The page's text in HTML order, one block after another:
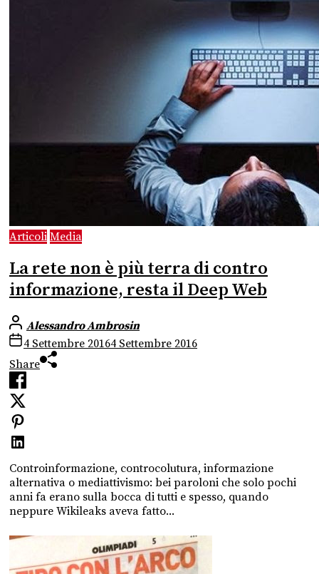
Articoli Media
La rete non è più terra di contro
informazione, resta il Deep Web
Alessandro Ambrosin
4 Settembre 20164 Settembre 2016
Share
Controinformazione, controcolutura, informazione
alternativa o mediattivismo: bei paroloni che solo pochi
anni fa erano sulla bocca di tutti e spesso, quando
neppure Wikileaks aveva fatto...